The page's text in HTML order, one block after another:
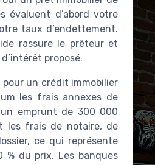
évaluent d’abord votre
taux d’endettement.
rassure le prêteur et
proposé.
pour un crédit immobilier
les frais annexes de
un emprunt de 300 000
les frais de notaire, de
ce qui représente
% du prix. Les banques